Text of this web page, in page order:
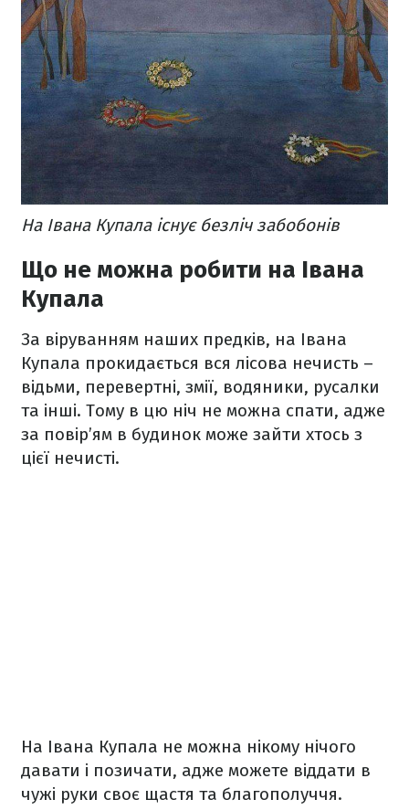
На Івана Купала існує безліч забобонів
Що не можна робити на Івана
Купала
За віруванням наших предків, на Івана
Купала прокидається вся лісова нечисть –
відьми, перевертні, змії, водяники, русалки
та інші. Тому в цю ніч не можна спати, адже
за повір’ям в будинок може зайти хтось з
цієї нечисті.
На Івана Купала не можна нікому нічого
давати і позичати, адже можете віддати в
чужі руки своє щастя та благополуччя.